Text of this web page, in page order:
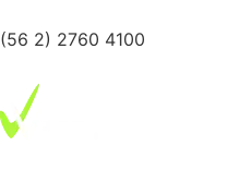
(56 2) 2760 4100